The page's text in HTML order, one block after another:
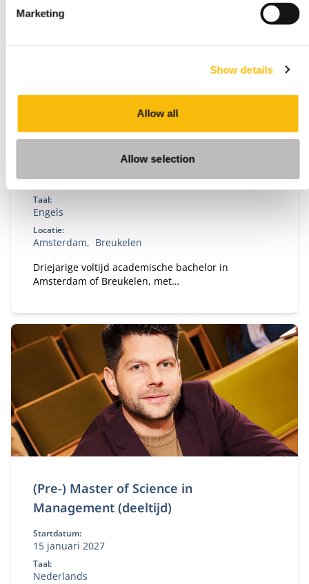
Marketing
Show details
Allow all
Allow selection
Administration
Medio augustus 2027
Taal:
Engels
Locatie:
Amsterdam
Breukelen
Driejarige voltijd academische bachelor in
Amsterdam of Breukelen, met
(Pre-) Master of Science in
Management (deeltijd)
Startdatum:
15 januari 2027
Taal:
Nederlands